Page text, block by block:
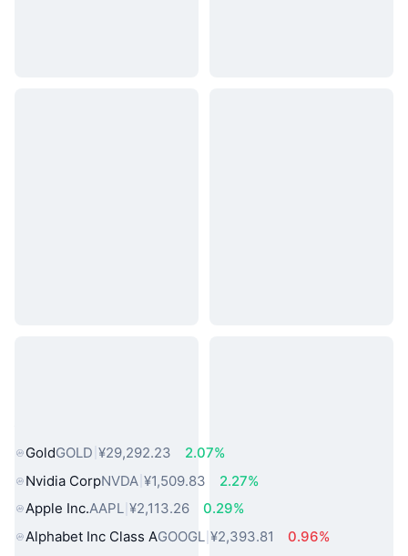
GoldGOLD ¥29,292.23
2.07%
Nvidia CorpNVDA ¥1,509.83
2.27%
Apple Inc.AAPL ¥2,113.26
0.29%
Alphabet Inc Class AGOOGL ¥2,393.81 0.96%